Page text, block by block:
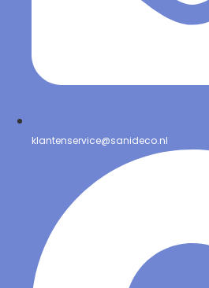
klantenservice@sanideco.nl